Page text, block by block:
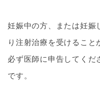
妊娠中の方、または妊娠
り注射治療を受けるこ
必ず医師に申告してくだ
です。